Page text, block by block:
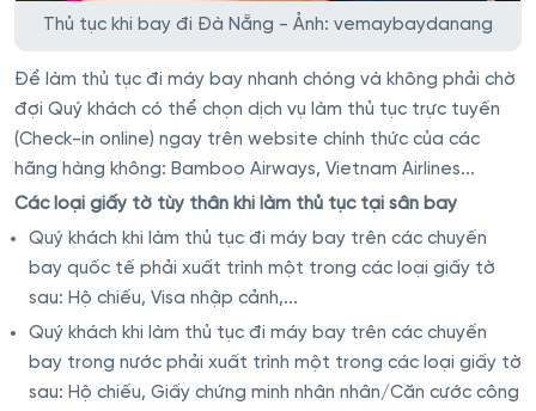
Thủ tục khi bay đi Đà Nẵng - Ảnh: vemaybaydanang
Để làm thủ tục đi máy bay nhanh chóng và không phải chờ
đợi Quý khách có thể chọn dịch vụ làm thủ tục trực tuyến
(Check-in online) ngay trên website chính thức của các
hãng hàng không: Bamboo Airways, Vietnam Airlines...
Các loại giấy tờ tùy thân khi làm thủ tục tại sân bay
Quý khách khi làm thủ tục đi máy bay trên các chuyến
bay quốc tế phải xuất trình một trong các loại giấy tờ
sau: Hộ chiếu, Visa nhập cảnh,...
Quý khách khi làm thủ tục đi máy bay trên các chuyến
bay trong nước phải xuất trình một trong các loại giấy tờ
sau: Hộ chiếu, Giấy chứng minh nhân nhân/Căn cước công